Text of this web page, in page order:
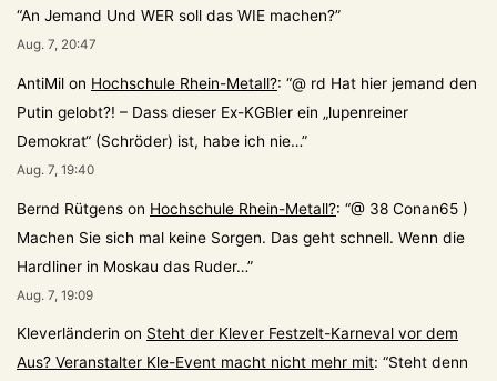
“An Jemand Und WER soll das WIE machen?”
Aug. 7, 20:47
AntiMil on Hochschule Rhein-Metall?: “@ rd Hat hier jemand den
Putin gelobt?! – Dass dieser Ex-KGBler ein „lupenreiner
Demokrat“ (Schröder) ist, habe ich nie…”
Aug. 7, 19:40
Bernd Rütgens on Hochschule Rhein-Metall?: “@ 38 Conan65 )
Machen Sie sich mal keine Sorgen. Das geht schnell. Wenn die
Hardliner in Moskau das Ruder…”
Aug. 7, 19:09
Kleverländerin on Steht der Klever Festzelt-Karneval vor dem
Aus? Veranstalter Kle-Event macht nicht mehr mit: “Steht denn